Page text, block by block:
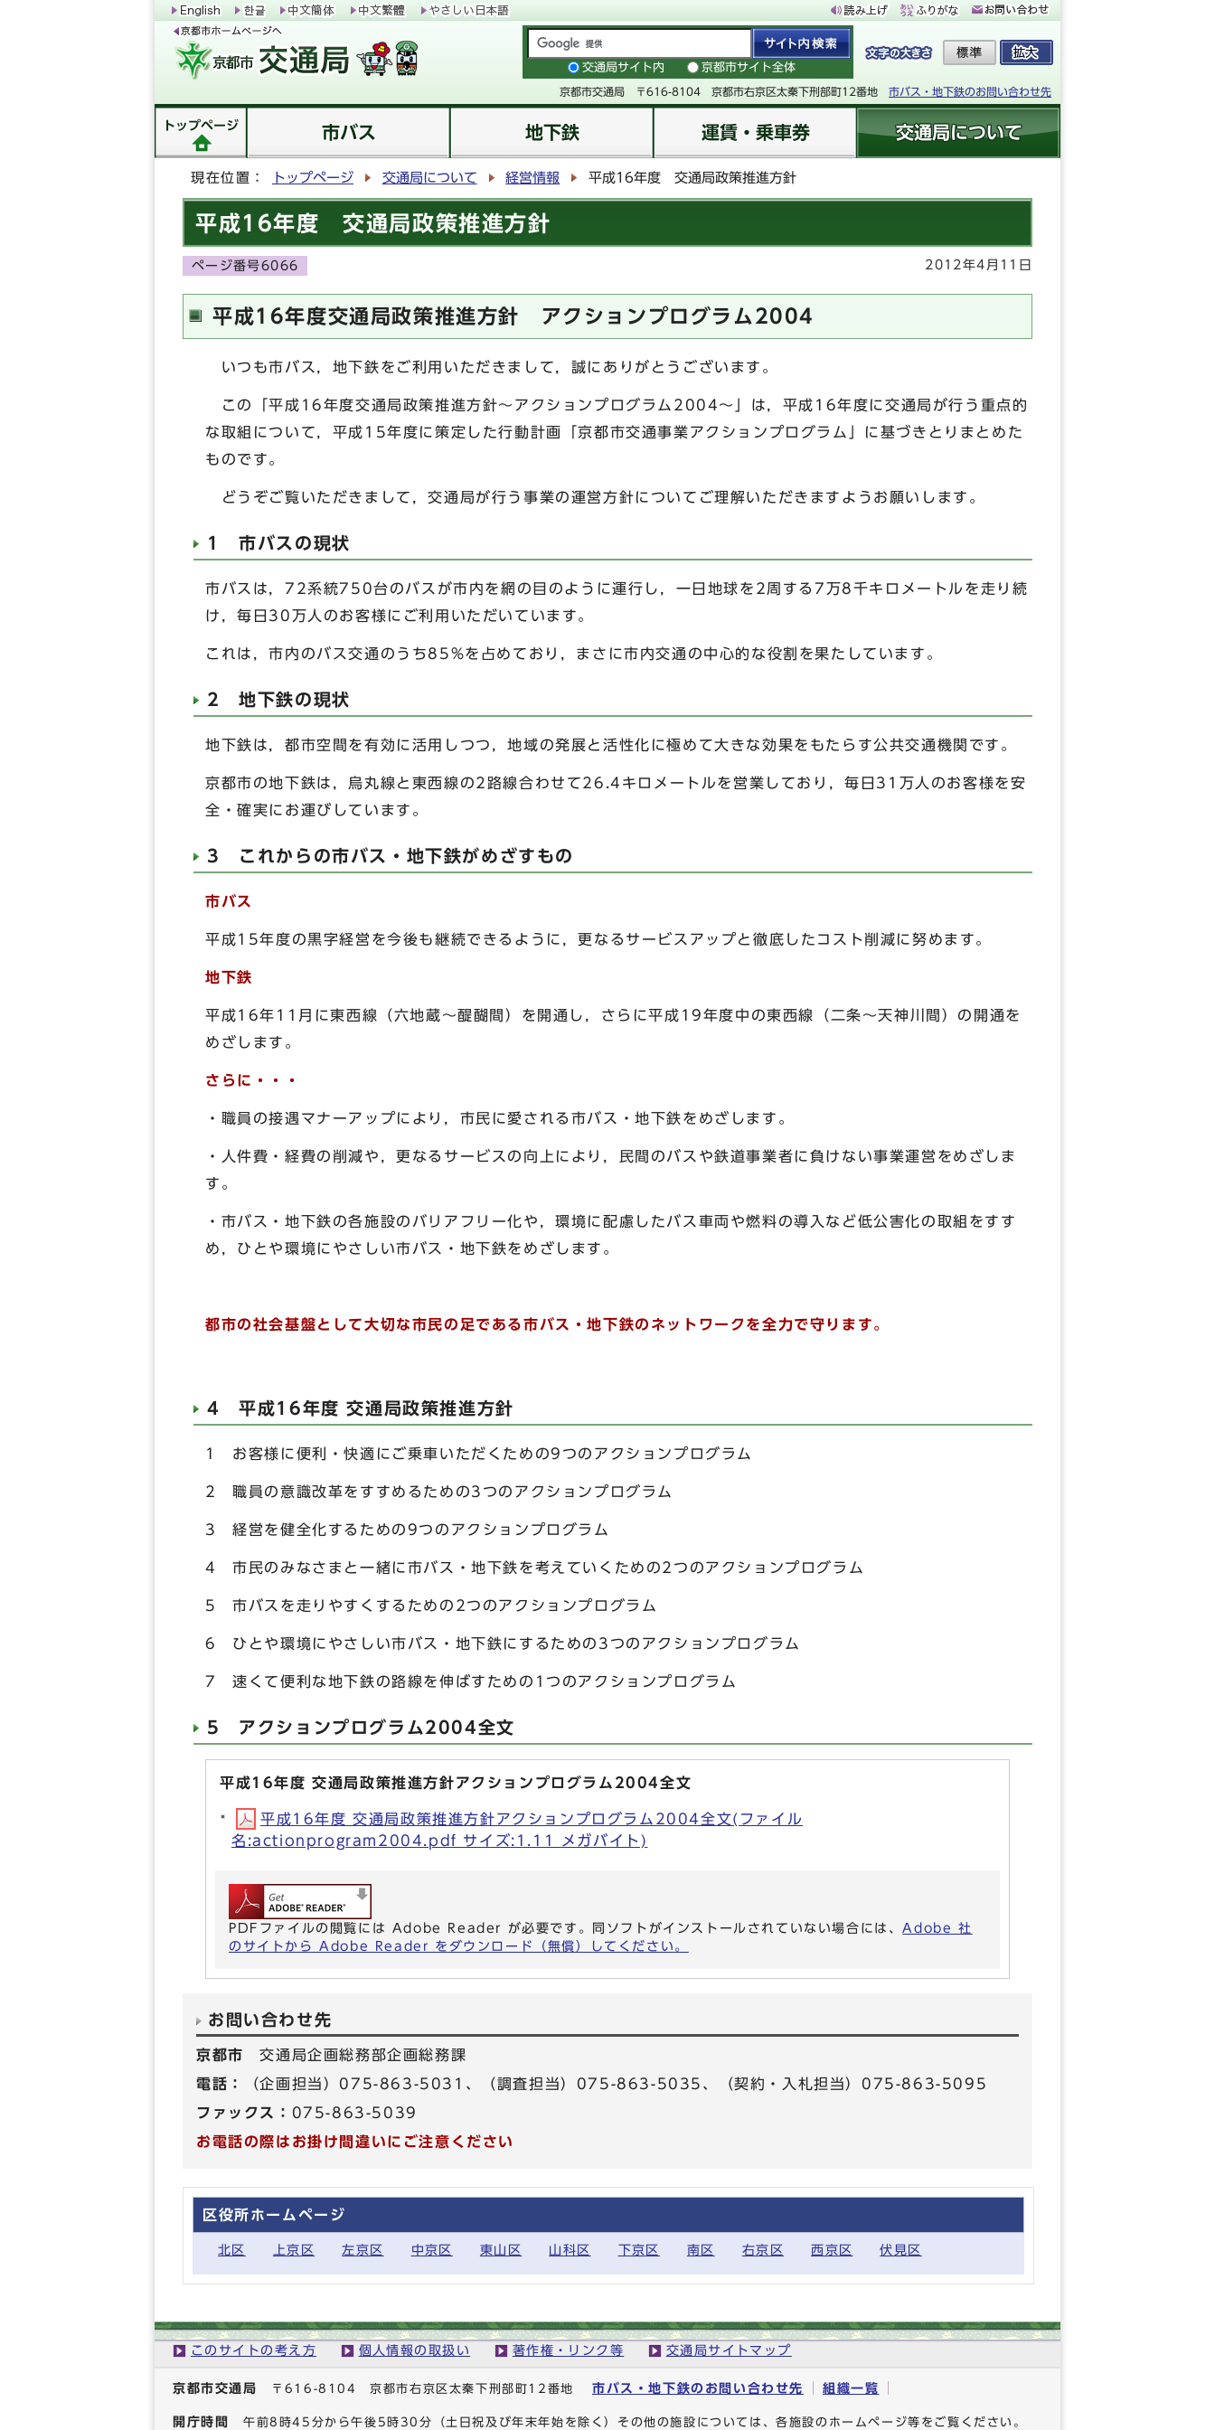
交通局サイト内 京都市サイト全体
京都市交通局 〒616-8104 京都市右京区太秦下刑部町12番地 市バス・地下鉄のお問い合わせ先
トップページ 市バス 地下鉄 運賃・乗車券 交通局について
現在位置： トップページ 交通局について 経営情報 平成16年度 交通局政策推進方針
平成16年度 交通局政策推進方針
ページ番号6066 2012年4月11日
平成16年度交通局政策推進方針 アクションプログラム2004
いつも市バス，地下鉄をご利用いただきまして，誠にありがとうございます。
この「平成16年度交通局政策推進方針～アクションプログラム2004～」は，平成16年度に交通局が行う重点的
な取組について，平成15年度に策定した行動計画「京都市交通事業アクションプログラム」に基づきとりまとめた
ものです。
どうぞご覧いただきまして，交通局が行う事業の運営方針についてご理解いただきますようお願いします。
1 市バスの現状
市バスは，72系統750台のバスが市内を網の目のように運行し，一日地球を2周する7万8千キロメートルを走り続
け，毎日30万人のお客様にご利用いただいています。
これは，市内のバス交通のうち85%を占めており，まさに市内交通の中心的な役割を果たしています。
2 地下鉄の現状
地下鉄は，都市空間を有効に活用しつつ，地域の発展と活性化に極めて大きな効果をもたらす公共交通機関です。
京都市の地下鉄は，烏丸線と東西線の2路線合わせて26.4キロメートルを営業しており，毎日31万人のお客様を安
全・確実にお運びしています。
3 これからの市バス・地下鉄がめざすもの
市バス
平成15年度の黒字経営を今後も継続できるように，更なるサービスアップと徹底したコスト削減に努めます。
地下鉄
平成16年11月に東西線（六地蔵～醍醐間）を開通し，さらに平成19年度中の東西線（二条～天神川間）の開通を
めざします。
さらに・・・
・職員の接遇マナーアップにより，市民に愛される市バス・地下鉄をめざします。
・人件費・経費の削減や，更なるサービスの向上により，民間のバスや鉄道事業者に負けない事業運営をめざしま
す。
・市バス・地下鉄の各施設のバリアフリー化や，環境に配慮したバス車両や燃料の導入など低公害化の取組をすす
め，ひとや環境にやさしい市バス・地下鉄をめざします。
都市の社会基盤として大切な市民の足である市バス・地下鉄のネットワークを全力で守ります。
4 平成16年度 交通局政策推進方針
1 お客様に便利・快適にご乗車いただくための9つのアクションプログラム
2 職員の意識改革をすすめるための3つのアクションプログラム
3 経営を健全化するための9つのアクションプログラム
4 市民のみなさまと一緒に市バス・地下鉄を考えていくための2つのアクションプログラム
5 市バスを走りやすくするための2つのアクションプログラム
6 ひとや環境にやさしい市バス・地下鉄にするための3つのアクションプログラム
7 速くて便利な地下鉄の路線を伸ばすための1つのアクションプログラム
5 アクションプログラム2004全文
平成16年度 交通局政策推進方針アクションプログラム2004全文
平成16年度 交通局政策推進方針アクションプログラム2004全文(ファイル
名:actionprogram2004.pdf サイズ:1.11 メガバイト)
PDFファイルの閲覧には Adobe Reader が必要です。同ソフトがインストールされていない場合には、Adobe 社
のサイトから Adobe Reader をダウンロード（無償）してください。
お問い合わせ先
京都市交通局企画総務部企画総務課
電話：
（企画担当）075-863-5031、（調査担当）075-863-5035、（契約・入札担当）075-863-5095
ファックス： 075-863-5039
お電話の際はお掛け間違いにご注意ください
区役所ホームページ
北区 上京区 左京区 中京区 東山区 山科区 下京区 南区 右京区 西京区 伏見区
このサイトの考え方 個人情報の取扱い 著作権・リンク等 交通局サイトマップ
京都市交通局 〒616-8104 京都市右京区太秦下刑部町12番地市バス・地下鉄のお問い合わせ先 組織一覧
開庁時間 午前8時45分から午後5時30分（土日祝及び年末年始を除く）その他の施設については、各施設のホームページ等をご覧ください。